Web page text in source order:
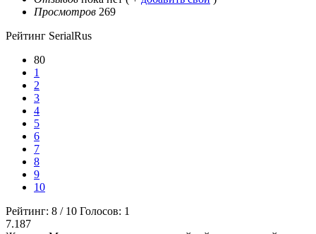
Просмотров 269
Рейтинг SerialRus
80
1
2
3
4
5
6
7
8
9
10
Рейтинг: 8 / 10 Голосов: 1
7.187